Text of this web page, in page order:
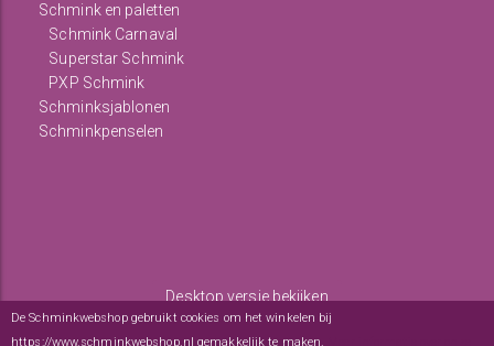
Schmink en paletten
Schmink Carnaval
Superstar Schmink
PXP Schmink
Schminksjablonen
Schminkpenselen
Desktop versie bekijken
De Schminkwebshop gebruikt cookies om het winkelen bij
https://www.schminkwebshop.nl gemakkelijk te maken.